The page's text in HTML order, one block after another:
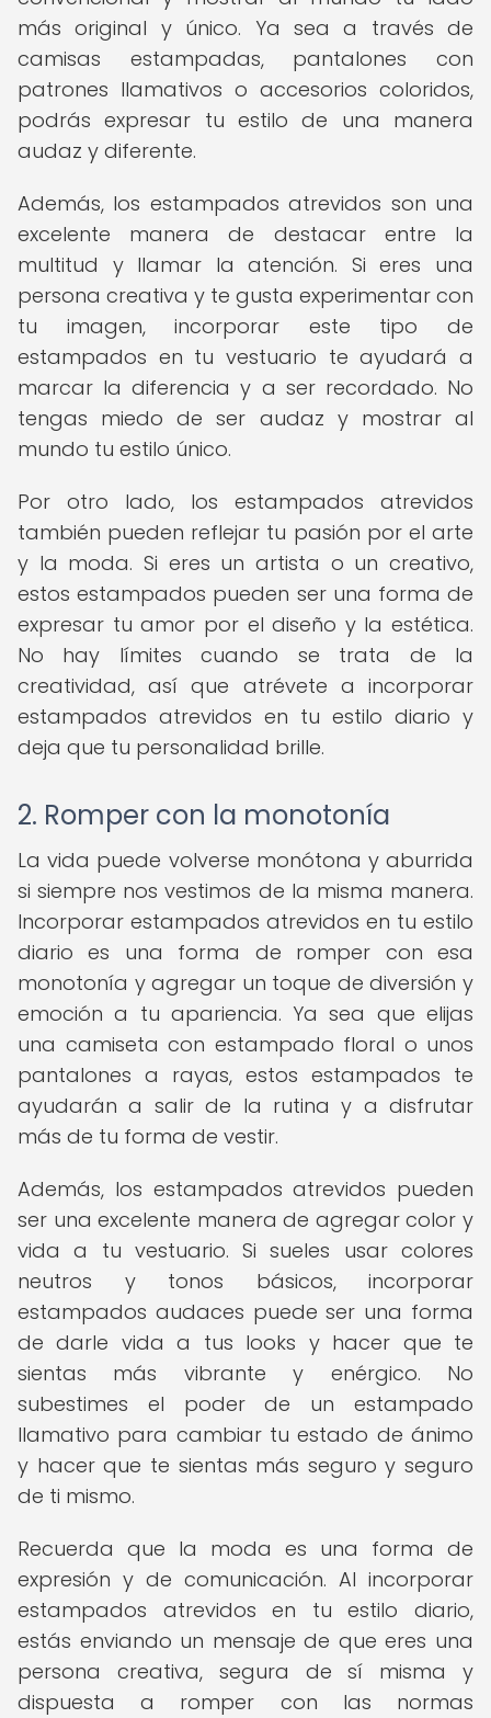
más original y único. Ya sea a través de
camisas estampadas, pantalones con
patrones llamativos o accesorios coloridos,
podrás expresar tu estilo de una manera
audaz y diferente.
Además, los estampados atrevidos son una
excelente manera de destacar entre la
multitud y llamar la atención. Si eres una
persona creativa y te gusta experimentar con
tu imagen, incorporar este tipo de
estampados en tu vestuario te ayudará a
marcar la diferencia y a ser recordado. No
tengas miedo de ser audaz y mostrar al
mundo tu estilo único.
Por otro lado, los estampados atrevidos
también pueden reflejar tu pasión por el arte
y la moda. Si eres un artista o un creativo,
estos estampados pueden ser una forma de
expresar tu amor por el diseño y la estética.
No hay límites cuando se trata de la
creatividad, así que atrévete a incorporar
estampados atrevidos en tu estilo diario y
deja que tu personalidad brille.
2. Romper con la monotonía
La vida puede volverse monótona y aburrida
si siempre nos vestimos de la misma manera.
Incorporar estampados atrevidos en tu estilo
diario es una forma de romper con esa
monotonía y agregar un toque de diversión y
emoción a tu apariencia. Ya sea que elijas
una camiseta con estampado floral o unos
pantalones a rayas, estos estampados te
ayudarán a salir de la rutina y a disfrutar
más de tu forma de vestir.
Además, los estampados atrevidos pueden
ser una excelente manera de agregar color y
vida a tu vestuario. Si sueles usar colores
neutros y tonos básicos, incorporar
estampados audaces puede ser una forma
de darle vida a tus looks y hacer que te
sientas más vibrante y enérgico. No
subestimes el poder de un estampado
llamativo para cambiar tu estado de ánimo
y hacer que te sientas más seguro y seguro
de ti mismo.
Recuerda que la moda es una forma de
expresión y de comunicación. Al incorporar
estampados atrevidos en tu estilo diario,
estás enviando un mensaje de que eres una
persona creativa, segura de sí misma y
dispuesta a romper con las normas